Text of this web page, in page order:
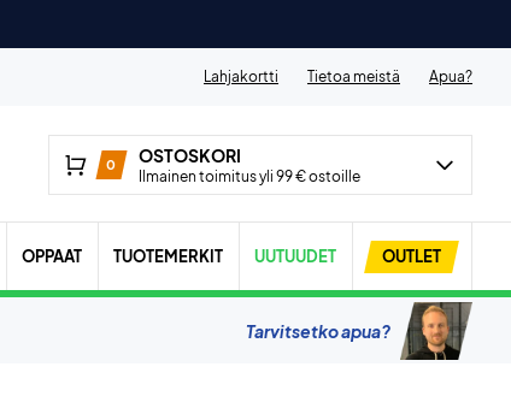
Lahjakortti Tietoa meistä Apua?
0 OSTOSKORI
Ilmainen toimitus yli 99 € ostoille
OPPAAT TUOTEMERKIT UUTUUDET OUTLET
Tarvitsetko apua?